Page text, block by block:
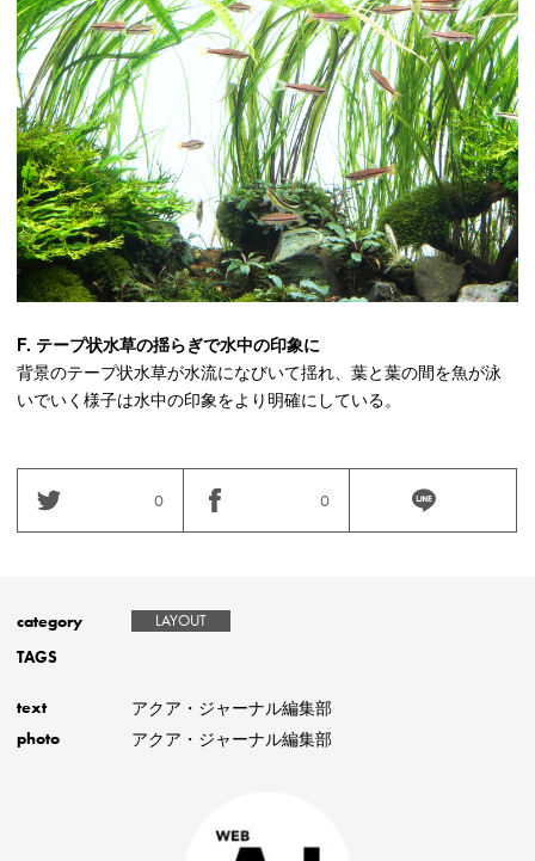
F. テープ状水草の揺らぎで水中の印象に
背景のテープ状水草が水流になびいて揺れ、葉と葉の間を魚が泳
いでいく様子は水中の印象をより明確にしている。
0 0
category LAYOUT
TAGS
text アクア・ジャーナル編集部
photo アクア・ジャーナル編集部